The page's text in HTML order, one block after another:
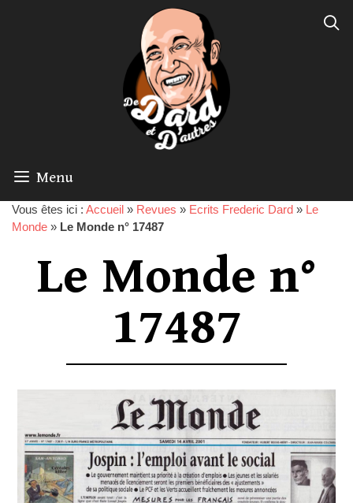
Menu
Vous êtes ici : Accueil » Revues » Ecrits Frederic Dard » Le
Monde » Le Monde n° 17487
Le Monde n°
17487